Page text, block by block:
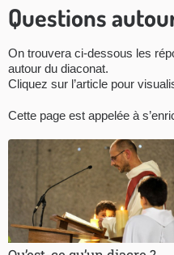
Questions
On trouvera ci-dessous les
autour du diaconat.
Cliquez sur l’article pour
Cette page est appelée à